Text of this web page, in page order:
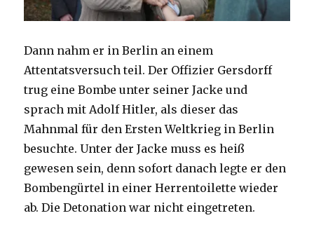
Dann nahm er in Berlin an einem
Attentatsversuch teil. Der Offizier Gersdorff
trug eine Bombe unter seiner Jacke und
sprach mit Adolf Hitler, als dieser das
Mahnmal für den Ersten Weltkrieg in Berlin
besuchte. Unter der Jacke muss es heiß
gewesen sein, denn sofort danach legte er den
Bombengürtel in einer Herrentoilette wieder
ab. Die Detonation war nicht eingetreten.